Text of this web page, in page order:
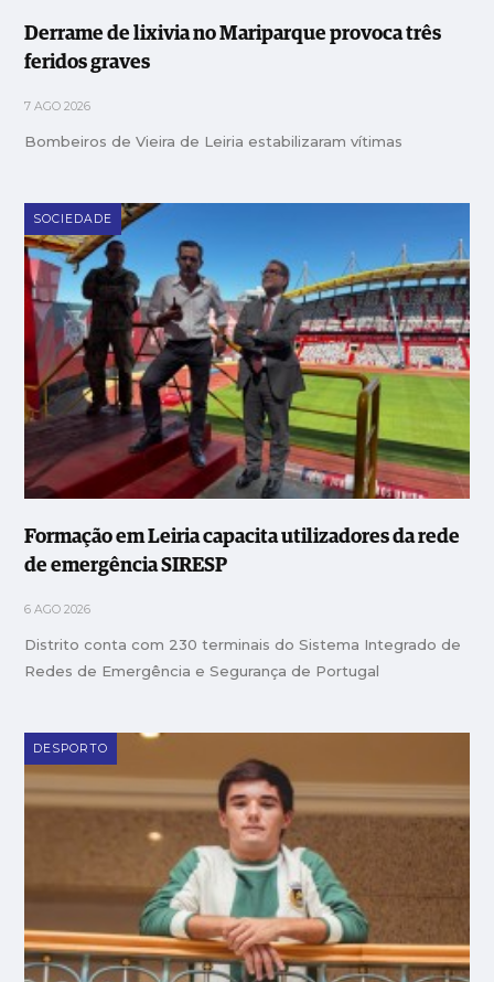
Derrame de lixivia no Mariparque provoca três
feridos graves
7 AGO 2026
Bombeiros de Vieira de Leiria estabilizaram vítimas
SOCIEDADE
Formação em Leiria capacita utilizadores da rede
de emergência SIRESP
6 AGO 2026
Distrito conta com 230 terminais do Sistema Integrado de
Redes de Emergência e Segurança de Portugal
DESPORTO